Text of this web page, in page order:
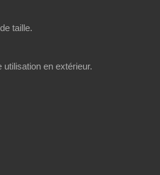
taille.
en extérieur.